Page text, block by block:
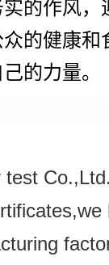
的作风，
的健康和
的力量。
test